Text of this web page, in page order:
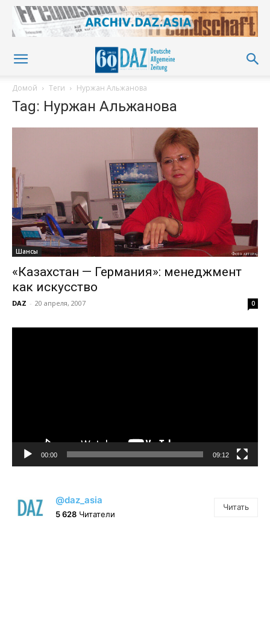
Домой Теги Нуржан Альжанова
Tag: Нуржан Альжанова
Шансы
«Казахстан — Германия»: менеджмент
как искусство
DAZ - 20 апреля, 2007 0
00:00 09:12
@daz_asia
5 628 Читатели
Читать